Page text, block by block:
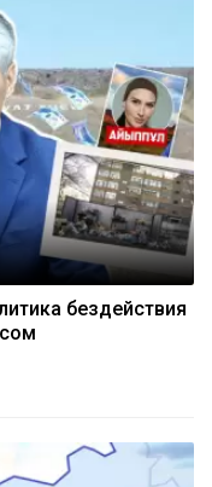
бездействия